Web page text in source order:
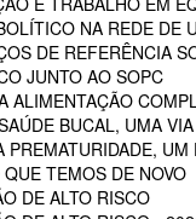
NA REDE DE
DE REFERÊNCIA
JUNTO AO SOPC
ALIMENTAÇÃO
BUCAL, UMA
PREMATURIDADE,
TEMOS DE NOVO
DE ALTO RISCO